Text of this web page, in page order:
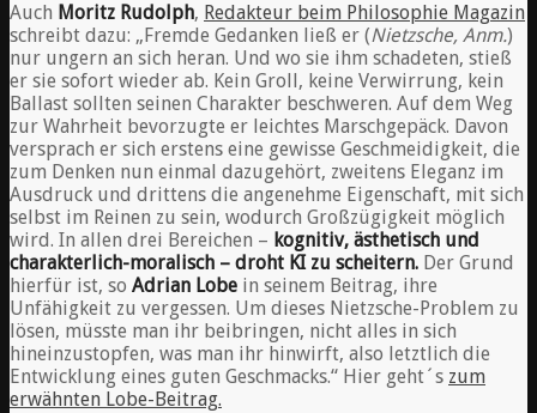
Auch Moritz Rudolph, Redakteur beim Philosophie Magazin
schreibt dazu: „Fremde Gedanken ließ er (Nietzsche, Anm.)
nur ungern an sich heran. Und wo sie ihm schadeten, stieß
er sie sofort wieder ab. Kein Groll, keine Verwirrung, kein
Ballast sollten seinen Charakter beschweren. Auf dem Weg
zur Wahrheit bevorzugte er leichtes Marschgepäck. Davon
versprach er sich erstens eine gewisse Geschmeidigkeit, die
zum Denken nun einmal dazugehört, zweitens Eleganz im
Ausdruck und drittens die angenehme Eigenschaft, mit sich
selbst im Reinen zu sein, wodurch Großzügigkeit möglich
wird. In allen drei Bereichen – kognitiv, ästhetisch und
charakterlich-moralisch – droht KI zu scheitern. Der Grund
hierfür ist, so Adrian Lobe in seinem Beitrag, ihre
Unfähigkeit zu vergessen. Um dieses Nietzsche-Problem zu
lösen, müsste man ihr beibringen, nicht alles in sich
hineinzustopfen, was man ihr hinwirft, also letztlich die
Entwicklung eines guten Geschmacks.“ Hier geht´s zum
erwähnten Lobe-Beitrag.